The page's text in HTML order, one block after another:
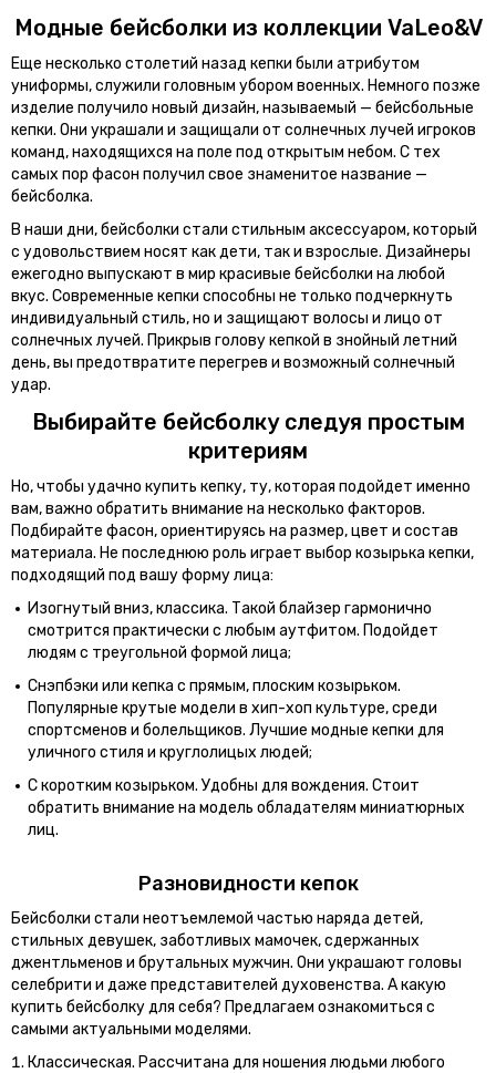
Модные бейсболки из коллекции VaLeo&V
Еще несколько столетий назад кепки были атрибутом
униформы, служили головным убором военных. Немного позже
изделие получило новый дизайн, называемый — бейсбольные
кепки. Они украшали и защищали от солнечных лучей игроков
команд, находящихся на поле под открытым небом. С тех
самых пор фасон получил свое знаменитое название —
бейсболка.
В наши дни, бейсболки стали стильным аксессуаром, который
с удовольствием носят как дети, так и взрослые. Дизайнеры
ежегодно выпускают в мир красивые бейсболки на любой
вкус. Современные кепки способны не только подчеркнуть
индивидуальный стиль, но и защищают волосы и лицо от
солнечных лучей. Прикрыв голову кепкой в знойный летний
день, вы предотвратите перегрев и возможный солнечный
удар.
Выбирайте бейсболку следуя простым
критериям
Но, чтобы удачно купить кепку, ту, которая подойдет именно
вам, важно обратить внимание на несколько факторов.
Подбирайте фасон, ориентируясь на размер, цвет и состав
материала. Не последнюю роль играет выбор козырька кепки,
подходящий под вашу форму лица:
Изогнутый вниз, классика. Такой блайзер гармонично
смотрится практически с любым аутфитом. Подойдет
людям с треугольной формой лица;
Снэпбэки или кепка с прямым, плоским козырьком.
Популярные крутые модели в хип-хоп культуре, среди
спортсменов и болельщиков. Лучшие модные кепки для
уличного стиля и круглолицых людей;
С коротким козырьком. Удобны для вождения. Стоит
обратить внимание на модель обладателям миниатюрных
лиц.
Разновидности кепок
Бейсболки стали неотъемлемой частью наряда детей,
стильных девушек, заботливых мамочек, сдержанных
джентльменов и брутальных мужчин. Они украшают головы
селебрити и даже представителей духовенства. А какую
купить бейсболку для себя? Предлагаем ознакомиться с
самыми актуальными моделями.
Классическая. Рассчитана для ношения людьми любого